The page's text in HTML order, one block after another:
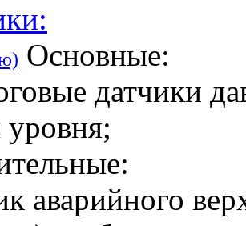
Основные:
датчики
уровня;
аварийного